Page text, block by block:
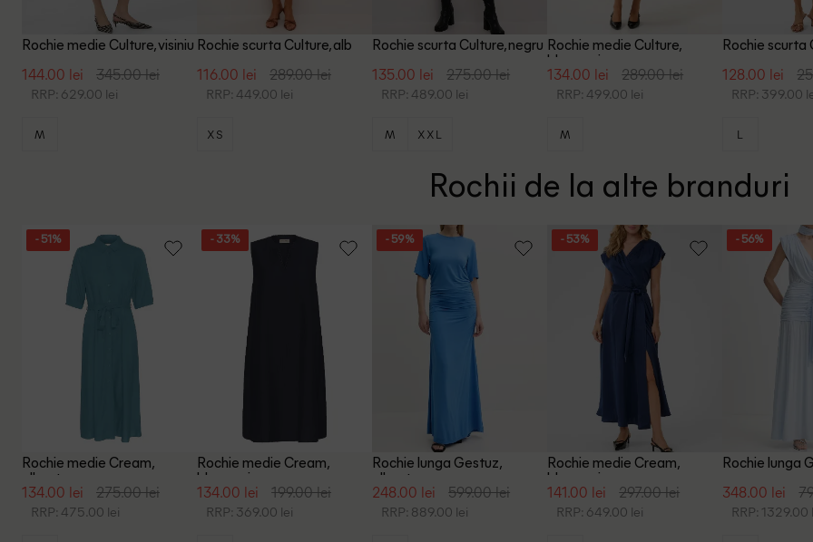
Rochie medie Culture, visiniu
144.00 lei 345.00 lei
RRP: 629.00 lei
M
Rochie scurta Culture, alb
116.00 lei 289.00 lei
RRP: 449.00 lei
XS
Rochie scurta Culture, negru
135.00 lei 275.00 lei
RRP: 489.00 lei
M XXL
Rochie medie Culture,
bleumarin
134.00 lei 289.00 lei
RRP: 499.00 lei
M
Rochie scurta
128.00 lei
RRP: 399.00
L
Rochii de la alte branduri
- 51%
Rochie medie Cream,
albastru
134.00 lei 275.00 lei
RRP: 475.00 lei
- 33%
Rochie medie Cream,
bleumarin
134.00 lei 199.00 lei
RRP: 369.00 lei
- 59%
Rochie lunga Gestuz,
albastru
248.00 lei 599.00 lei
RRP: 889.00 lei
- 53%
Rochie medie Cream,
bleumarin
141.00 lei 297.00 lei
RRP: 649.00 lei
- 56%
Rochie lunga
348.00 lei
RRP: 1329.00